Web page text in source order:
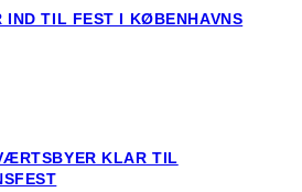
TIL FEST I KØBENHAVNS
KLAR TIL